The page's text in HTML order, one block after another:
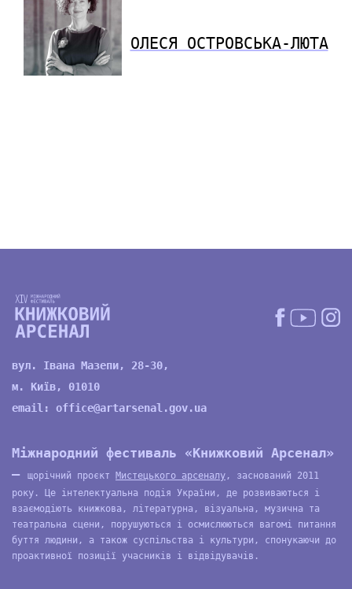
ОЛЕСЯ ОСТРОВСЬКА-ЛЮТА
вул. Івана Мазепи, 28-30,
м. Київ, 01010
email: office@artarsenal.gov.ua
Міжнародний фестиваль «Книжковий Арсенал»
—
щорічний проєкт Мистецького арсеналу , заснований 2011
року. Це інтелектуальна подія України, де розвиваються і
взаємодіють книжкова, літературна, візуальна, музична та
театральна сцени, порушуються і осмислюються вагомі питання
буття людини, а також суспільства і культури, спонукаючи до
проактивної позиції учасників і відвідувачів.